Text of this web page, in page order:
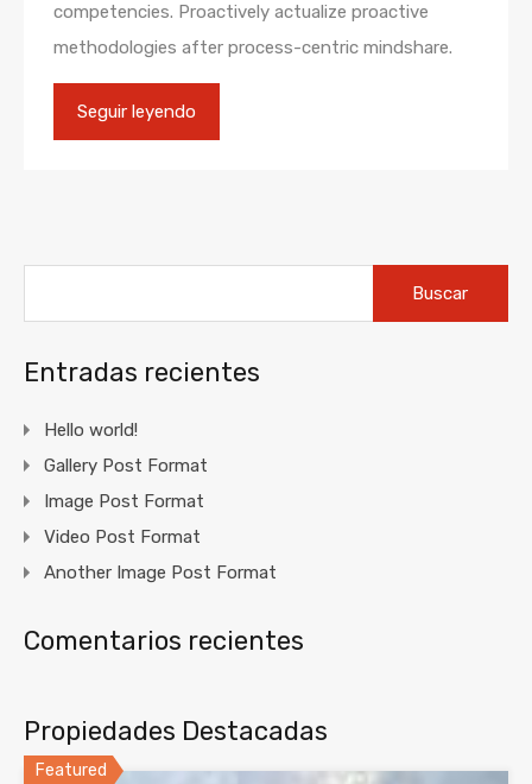
competencies. Proactively actualize proactive
methodologies after process-centric mindshare.
Seguir leyendo
Entradas recientes
Hello world!
Gallery Post Format
Image Post Format
Video Post Format
Another Image Post Format
Comentarios recientes
Propiedades Destacadas
Featured